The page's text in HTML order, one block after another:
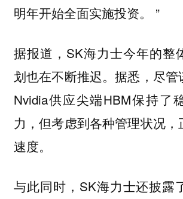
明年开始全面实施投资。 ”
据报道，SK海力士今年的整
划也在不断推迟。据悉，尽管
Nvidia供应尖端HBM保持了
力，但考虑到各种管理状况，
速度。
与此同时，SK海力士还披露